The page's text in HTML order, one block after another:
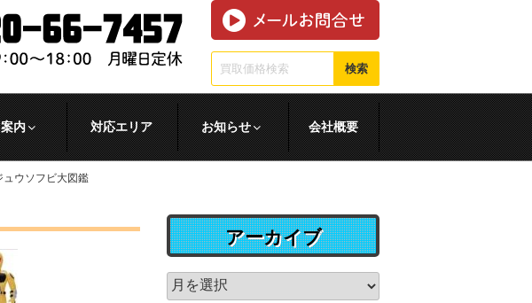
検索
内 対応エリア お知らせ 会社概要
ュウソフビ大図鑑
アーカイブ